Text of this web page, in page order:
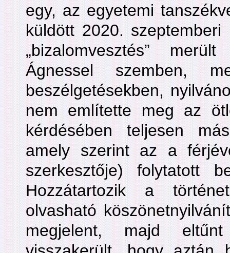
egy, az egyetemi
küldött 2020.
„bizalomvesztés”
Ágnessel szemben,
beszélgetésekben,
nem említette meg az
kérdésében teljesen
amely szerint az a
szerkesztője) folytatott
Hozzátartozik a
olvasható
megjelent, majd